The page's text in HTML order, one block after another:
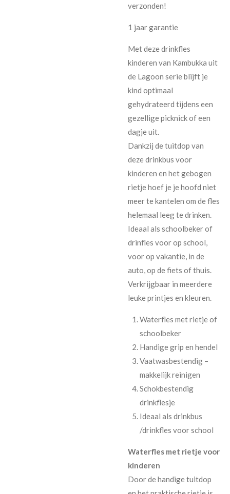
verzonden!
1 jaar garantie
Met deze drinkfles
kinderen van Kambukka uit
de Lagoon serie blijft je
kind optimaal
gehydrateerd tijdens een
gezellige picknick of een
dagje uit.
Dankzij de tuitdop van
deze drinkbus voor
kinderen en het gebogen
rietje hoef je je hoofd niet
meer te kantelen om de fles
helemaal leeg te drinken.
Ideaal als schoolbeker of
drinfles voor op school,
voor op vakantie, in de
auto, op de fiets of thuis.
Verkrijgbaar in meerdere
leuke printjes en kleuren.
Waterfles met rietje of
schoolbeker
Handige grip en hendel
Vaatwasbestendig –
makkelijk reinigen
Schokbestendig
drinkflesje
Ideaal als drinkbus
/drinkfles voor school
Waterfles met rietje voor
kinderen
Door de handige tuitdop